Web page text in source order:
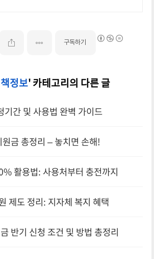
구독하기
정보' 카테고리의 다른 글
기간 및 사용법 완벽 가이드
금 총정리 – 놓치면 손해!
활용법: 사용처부터 충전까지
제도 정리: 지자체 복지 혜택
반기 신청 조건 및 방법 총정리